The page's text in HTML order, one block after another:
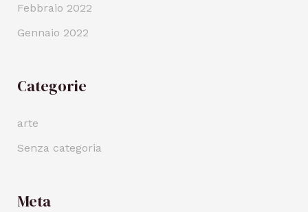
Febbraio 2022
Gennaio 2022
Categorie
arte
Senza categoria
Meta